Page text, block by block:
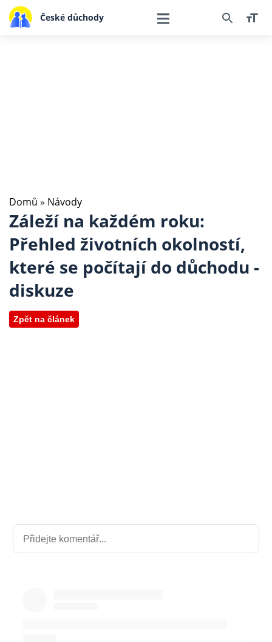
České důchody
Domů » Návody
Záleží na každém roku:
Přehled životních okolností,
které se počítají do důchodu -
diskuze
Zpět na článek